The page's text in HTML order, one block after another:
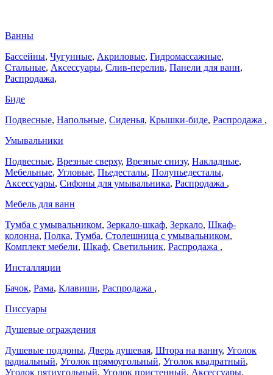
Ванны
Бассейны, Чугунные, Акриловые, Гидромассажные,
Стальные, Аксессуары, Слив-перелив, Панели для ванн,
Распродажа,
Биде
Подвесные, Напольные, Сиденья, Крышки-биде, Распродажа ,
Умывальники
Подвесные, Врезные сверху, Врезные снизу, Накладные,
Мебельные, Угловые, Пьедесталы, Полупьедесталы,
Аксессуары, Сифоны для умывальника, Распродажа ,
Мебель для ванн
Тумба с умывальником, Зеркало-шкаф, Зеркало, Шкаф-
колонна, Полка, Тумба, Столешница с умывальником,
Комплект мебели, Шкаф, Светильник, Распродажа ,
Инсталляции
Бачок, Рама, Клавиши, Распродажа ,
Писсуары
Душевые ограждения
Душевые поддоны, Дверь душевая, Штора на ванну, Уголок
радиальный, Уголок прямоугольный, Уголок квадратный,
Уголок пятиугольный, Уголок пристенный, Аксессуары,